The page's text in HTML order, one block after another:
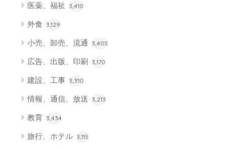
医薬、福祉 3,410
外食 3,129
小売、卸売、流通 3,405
広告、出版、印刷 3,170
建設、工事 3,310
情報、通信、放送 3,213
教育 3,434
旅行、ホテル 3,115